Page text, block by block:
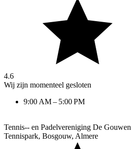
4.6
Wij zijn momenteel gesloten
9:00 AM – 5:00 PM
Tennis-- en Padelvereniging De Gouwen
Tennispark, Bosgouw, Almere